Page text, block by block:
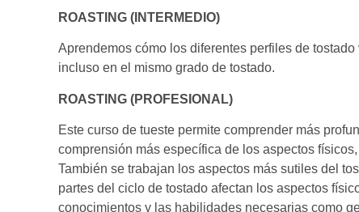
ROASTING (INTERMEDIO)
Aprendemos cómo los diferentes perfiles de
incluso en el mismo grado de tostado.
ROASTING (PROFESIONAL)
Este curso de tueste permite comprender más
comprensión más específica de los aspectos
También se trabajan los aspectos más sutiles del
partes del ciclo de tostado afectan los aspectos
conocimientos y las habilidades necesarias como